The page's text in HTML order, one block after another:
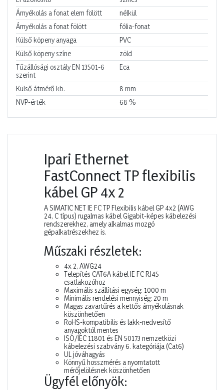
Árnyékolás a fonat elem fölött
nélkül
Árnyékolás a fonat fölött
fólia-fonat
Külső köpeny anyaga
PVC
Külső köpeny színe
zöld
Tűzállósági osztály EN 13501-6
szerint
Eca
Külső átmérő kb. 8 mm
NVP-érték
68 %
Ipari Ethernet
FastConnect TP flexibilis
kábel GP 4x 2
A SIMATIC NET IE FC TP Flexibilis kábel GP 4x2 (AWG
24, C típus) rugalmas kábel Gigabit-képes kábelezési
rendszerekhez, amely alkalmas mozgó
gépalkatrészekhez is.
Műszaki részletek:
4x 2, AWG24
Telepítés CAT6A kábel IE FC RJ45
csatlakozóhoz
Maximális szállítási egység: 1000 m
Minimális rendelési mennyiség: 20 m
Magas zavartűrés a kettős árnyékolásnak
köszönhetően
RoHS-kompatibilis és lakk-nedvesítő
anyagoktól mentes
ISO/IEC 11801 és EN 50173 nemzetközi
kábelezési szabvány 6. kategóriája (Cat6)
UL jóváhagyás
Könnyű hosszmérés a nyomtatott
mérőjelölésnek köszönhetően
Ügyfél előnyök: